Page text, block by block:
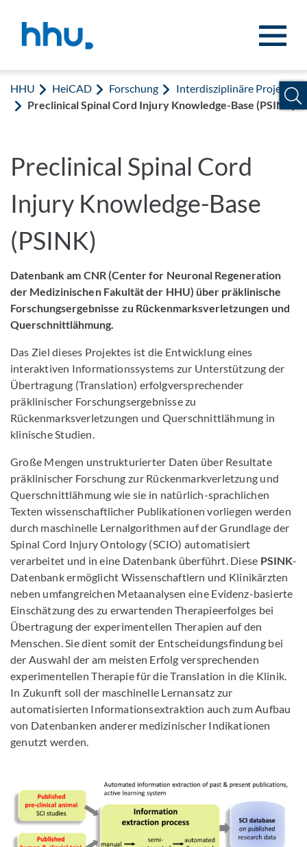
HHU HeiCAD Forschung
Interdisziplinäre Projekte
Preclinical Spinal Cord Injury Knowledge-Base (PSINK)
Preclinical Spinal Cord
Injury Knowledge-Base
(PSINK)
Datenbank am CNR (Center for Neuronal Regeneration
der Medizinischen Fakultät der HHU) über präklinische
Forschungsergebnisse zu Rückenmarksverletzungen und
Querschnittlähmung.
Das Ziel dieses Projektes ist die Entwicklung eines
interaktiven Informationssystems zur Unterstützung der
Übertragung (Translation) erfolgversprechender
präklinischer Forschungsergebnisse zu
Rückenmarksverletzungen und Querschnittlähmung in
klinische Studien.
Große Mengen unstrukturierter Daten über Resultate
präklinischer Forschung zur Rückenmarkverletzung und
Querschnittlähmung wie sie in natürlich-sprachlichen
Texten wissenschaftlicher Publikationen vorliegen werden
durch maschinelle Lernalgorithmen auf der Grundlage der
Spinal Cord Injury Ontology (SCIO) automatisiert
verarbeitet und in eine Datenbank überführt. Diese PSINK-
Datenbank ermöglicht Wissenschaftlern und Klinikärzten
neben umfangreichen Metaanalysen eine Evidenz-basierte
Einschätzung des zu erwartenden Therapieerfolges bei
Übertragung der experimentellen Therapien auf den
Menschen. Sie dient somit der Entscheidungsfindung bei
der Auswahl der am meisten Erfolg versprechenden
experimentellen Therapie für die Translation in die Klinik.
In Zukunft soll der maschinelle Lernansatz zur
automatisierten Informationsextraktion auch zum Aufbau
von Datenbanken anderer medizinischer Indikationen
genutzt werden.